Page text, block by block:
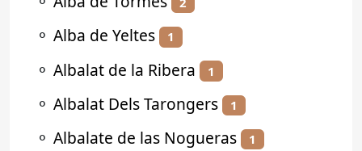
⚬ Alba de Yeltes 1
⚬ Albalat de la Ribera 1
⚬ Albalat Dels Tarongers 1
⚬ Albalate de las Nogueras 1